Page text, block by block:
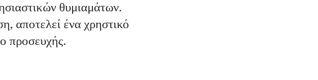
θυμιαμάτων.
αποτελεί ένα χρηστικό
προσευχής.